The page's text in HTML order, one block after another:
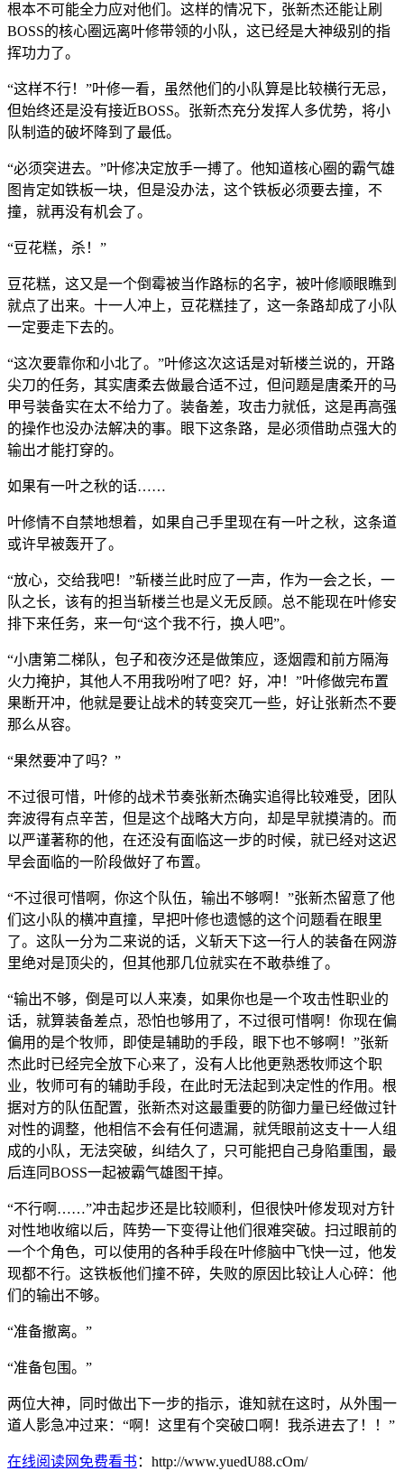
根本不可能全力应对他们。这样的情况下，张新杰还能让刷
BOSS的核心圈远离叶修带领的小队，这已经是大神级别的指
挥功力了。
“这样不行！”叶修一看，虽然他们的小队算是比较横行无忌，
但始终还是没有接近BOSS。张新杰充分发挥人多优势，将小
队制造的破坏降到了最低。
“必须突进去。”叶修决定放手一搏了。他知道核心圈的霸气雄
图肯定如铁板一块，但是没办法，这个铁板必须要去撞，不
撞，就再没有机会了。
“豆花糕，杀！”
豆花糕，这又是一个倒霉被当作路标的名字，被叶修顺眼瞧到
就点了出来。十一人冲上，豆花糕挂了，这一条路却成了小队
一定要走下去的。
“这次要靠你和小北了。”叶修这次这话是对斩楼兰说的，开路
尖刀的任务，其实唐柔去做最合适不过，但问题是唐柔开的马
甲号装备实在太不给力了。装备差，攻击力就低，这是再高强
的操作也没办法解决的事。眼下这条路，是必须借助点强大的
输出才能打穿的。
如果有一叶之秋的话……
叶修情不自禁地想着，如果自己手里现在有一叶之秋，这条道
或许早被轰开了。
“放心，交给我吧！”斩楼兰此时应了一声，作为一会之长，一
队之长，该有的担当斩楼兰也是义无反顾。总不能现在叶修安
排下来任务，来一句“这个我不行，换人吧”。
“小唐第二梯队，包子和夜汐还是做策应，逐烟霞和前方隔海
火力掩护，其他人不用我吩咐了吧？好，冲！”叶修做完布置
果断开冲，他就是要让战术的转变突兀一些，好让张新杰不要
那么从容。
“果然要冲了吗？”
不过很可惜，叶修的战术节奏张新杰确实追得比较难受，团队
奔波得有点辛苦，但是这个战略大方向，却是早就摸清的。而
以严谨著称的他，在还没有面临这一步的时候，就已经对这迟
早会面临的一阶段做好了布置。
“不过很可惜啊，你这个队伍，输出不够啊！”张新杰留意了他
们这小队的横冲直撞，早把叶修也遗憾的这个问题看在眼里
了。这队一分为二来说的话，义斩天下这一行人的装备在网游
里绝对是顶尖的，但其他那几位就实在不敢恭维了。
“输出不够，倒是可以人来凑，如果你也是一个攻击性职业的
话，就算装备差点，恐怕也够用了，不过很可惜啊！你现在偏
偏用的是个牧师，即使是辅助的手段，眼下也不够啊！”张新
杰此时已经完全放下心来了，没有人比他更熟悉牧师这个职
业，牧师可有的辅助手段，在此时无法起到决定性的作用。根
据对方的队伍配置，张新杰对这最重要的防御力量已经做过针
对性的调整，他相信不会有任何遗漏，就凭眼前这支十一人组
成的小队，无法突破，纠结久了，只可能把自己身陷重围，最
后连同BOSS一起被霸气雄图干掉。
“不行啊……”冲击起步还是比较顺利，但很快叶修发现对方针
对性地收缩以后，阵势一下变得让他们很难突破。扫过眼前的
一个个角色，可以使用的各种手段在叶修脑中飞快一过，他发
现都不行。这铁板他们撞不碎，失败的原因比较让人心碎：他
们的输出不够。
“准备撤离。”
“准备包围。”
两位大神，同时做出下一步的指示，谁知就在这时，从外围一
道人影急冲过来：“啊！这里有个突破口啊！我杀进去了！！”
在线阅读网免费看书 ：http://www.yuedU88.cOm/